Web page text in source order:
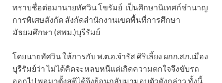
ทราบชื่อต่อมานายทัศวิน โขรัมย์ เป็นศึกษานิเทศก์ชำนาญ
การพิเศษสังกัด สังกัดสำนักงานเขตพื้นที่การศึกษา
มัธยมศึกษา (สพม.)บุรีรัมย์
โดยนายทัศวิน ให้การกับ พ.ต.อ.จำรัส ศิริเลี้ยง ผกก.สภ.เมือง
บุรีรัมย์ว่า ไม่ได้คิดจะหลบหนีแต่เกิดความตกใจจึงขับรถ
ออกไป พอมาตั้งสติได้จึงย้อนกลับมามอบตัวดังกล่าว ทั้งนี้